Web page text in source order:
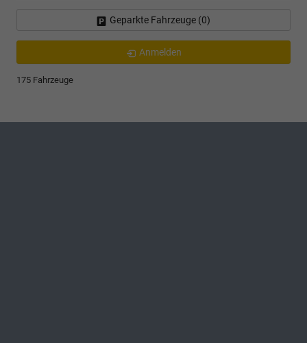
Geparkte Fahrzeuge (0)
Anmelden
175 Fahrzeuge